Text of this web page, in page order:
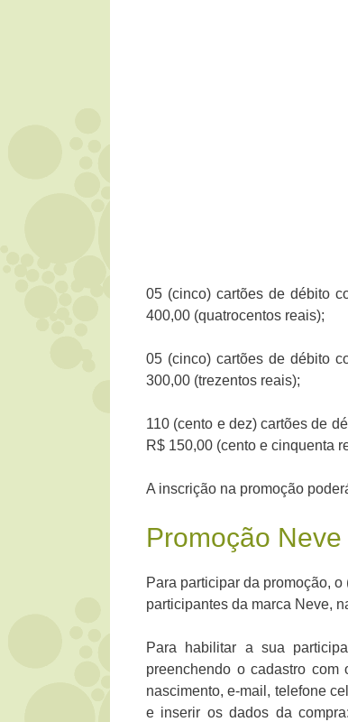
05 (cinco) cartões de débito
400,00 (quatrocentos reais);
05 (cinco) cartões de débito
300,00 (trezentos reais);
110 (cento e dez) cartões de
R$ 150,00 (cento e cinquenta
A inscrição na promoção
Promoção Neve
Para participar da promoção,
participantes da marca Neve,
Para habilitar a sua
preenchendo o cadastro com
nascimento, e-mail, telefone
e inserir os dados da